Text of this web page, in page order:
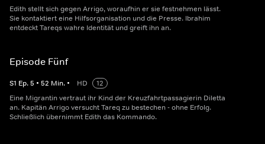
Edith stellt sich gegen Arrigo, woraufhin er sie festnehmen lässt.
Sie kontaktiert eine Hilfsorganisation und die Presse. Ibrahim
entdeckt Tareqs wahre Identität und greift ihn an.
Episode Fünf
S1 Ep.5 • 52 Min. • HD
12
Eine Migrantin vertraut ihr Kind der Kreuzfahrtpassagierin Diletta
an. Kapitän Arrigo versucht Tareq zu bestechen - ohne Erfolg.
Schließlich übernimmt Edith das Kommando.